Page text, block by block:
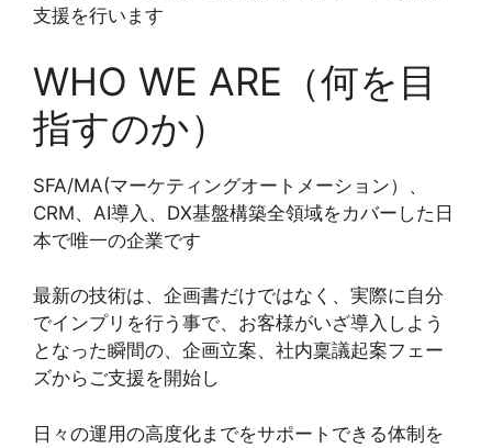
支援を行います
WHO WE ARE（何を目
指すのか）
SFA/MA(マーケティングオートメーション）、
CRM、AI導入、DX基盤構築全領域をカバーした日
本で唯一の企業です
最新の技術は、企画書だけではなく、実際に自分
でインプリを行う事で、お客様がいざ導入しよう
となった瞬間の、企画立案、社内稟議起案フェー
ズからご支援を開始し
日々の運用の高度化までをサポートできる体制を